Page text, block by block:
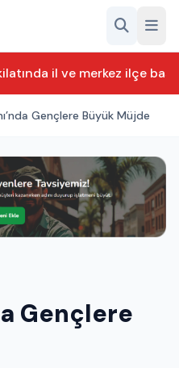
il ve merkez ilçe
Gençlere Büyük Müjde
Gençlere